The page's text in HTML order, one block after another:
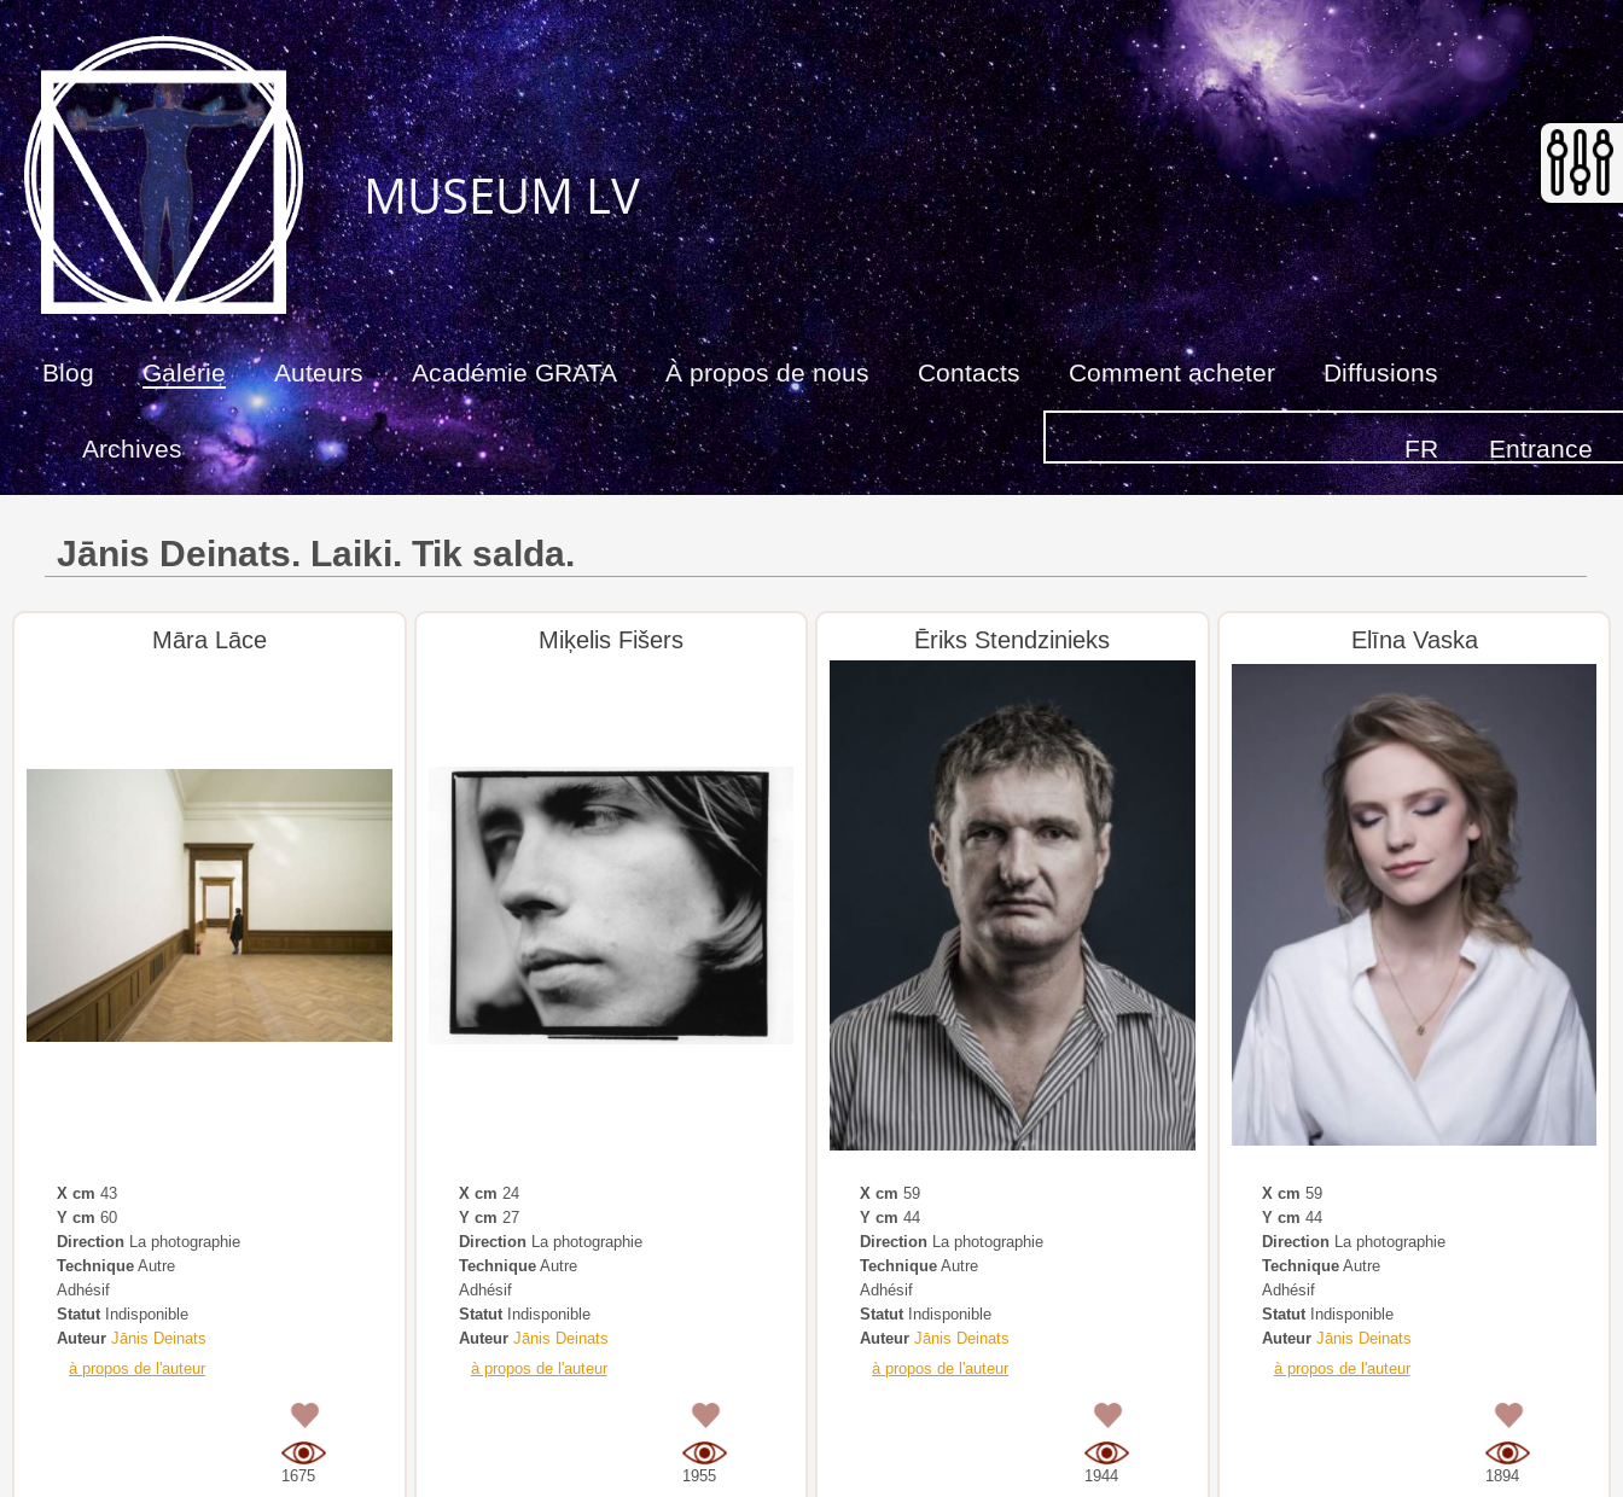
Blog Galerie Auteurs Académie GRATA À propos de nous Contacts Comment acheter Diffusions
Archives Entrance
FR
MUSEUM LV
Jānis Deinats. Laiki. Tik salda.
Māra Lāce
X cm 43
Y cm 60
Direction La photographie
Technique Autre
Adhésif
Statut Indisponible
Auteur Jānis Deinats
à propos de l'auteur
1675
Miķelis Fišers
X cm 24
Y cm 27
DirectionLa photographie
TechniqueAutre
Adhésif
StatutIndisponible
Auteur Jānis Deinats
à propos de l'auteur
1955
Ēriks Stendzinieks
X cm 59
Y cm 44
Direction La photographie
Technique Autre
Adhésif
Statut Indisponible
Auteur Jānis Deinats
à propos de l'auteur
1944
Elīna Vaska
X cm 59
Y cm 44
DirectionLa photographie
TechniqueAutre
Adhésif
StatutIndisponible
Auteur Jānis Deinats
à propos de l'auteur
1894